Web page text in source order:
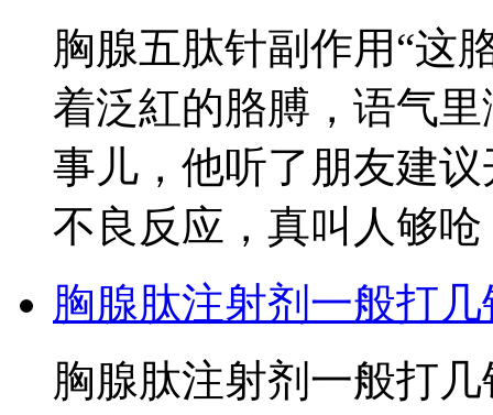
胸腺五肽针副作用“这
着泛紅的胳膊，语气
事儿，他听了朋友建
不良反应，真叫人够呛
胸腺肽注射剂一般打几
胸腺肽注射剂一般打